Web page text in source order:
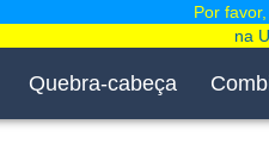
Quebra-cabeça
Por
na